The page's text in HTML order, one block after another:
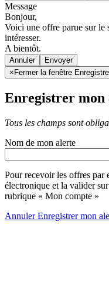
Message
Bonjour,
Voici une offre parue sur le
intéresser.
A bientôt.
Annuler
× Fermer la fenêtre
Enregistrer mon
Tous les champs sont
Nom de mon alerte
Pour recevoir les offres par
électronique et la valider
rubrique « Mon compte »
AnnulerEnregistrer mon